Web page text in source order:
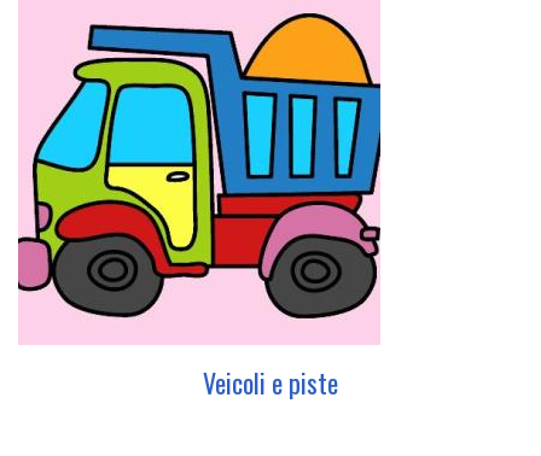
Veicoli e piste